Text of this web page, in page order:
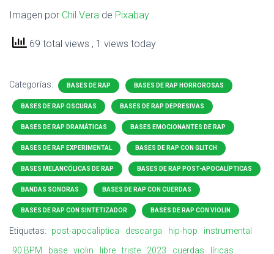
Imagen por Chil Vera de Pixabay
69 total views , 1 views today
Categorías: BASES DE RAP BASES DE RAP HORROROSAS
BASES DE RAP OSCURAS BASES DE RAP DEPRESIVAS
BASES DE RAP DRAMÁTICAS BASES EMOCIONANTES DE RAP
BASES DE RAP EXPERIMENTAL BASES DE RAP CON GLITCH
BASES MELANCÓLICAS DE RAP BASES DE RAP POST-APOCALÍPTICAS
BANDAS SONORAS BASES DE RAP CON CUERDAS
BASES DE RAP CON SINTETIZADOR BASES DE RAP CON VIOLIN
Etiquetas: post-apocaliptica descarga hip-hop
instrumental
90 BPM
base violin libre triste 2023 cuerdas
líricas